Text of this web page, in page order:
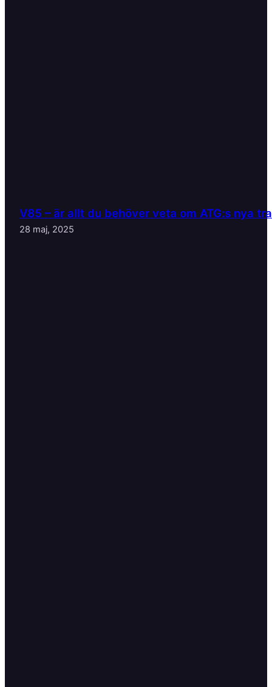
V85 – är allt du behöver veta om ATG:s nya
28 maj, 2025